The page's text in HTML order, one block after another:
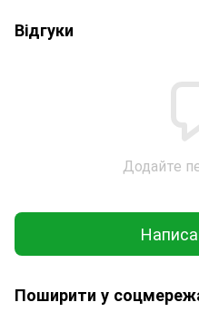
Відгуки
Додайте
Поширити у